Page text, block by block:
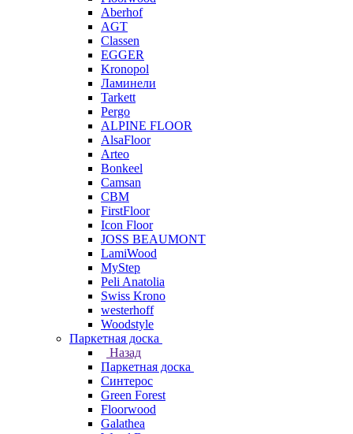
Aberhof
AGT
Classen
EGGER
Kronopol
Ламинели
Tarkett
Pergo
ALPINE FLOOR
AlsaFloor
Arteo
Bonkeel
Camsan
CBM
FirstFloor
Icon Floor
JOSS BEAUMONT
LamiWood
MyStep
Peli Anatolia
Swiss Krono
westerhoff
Woodstyle
Паркетная доска
Назад
Паркетная доска
Синтерос
Green Forest
Floorwood
Galathea